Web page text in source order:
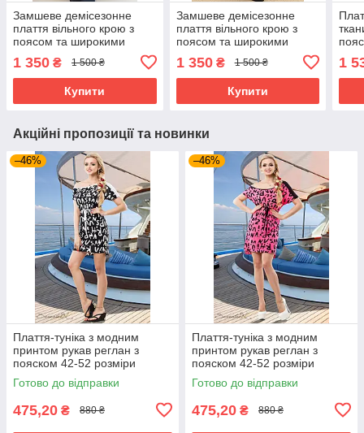
Замшеве демісезонне
плаття вільного крою з
поясом та широкими
рукавами 42-52 розміри
різні кольори
1 350 ₴ 1 500 ₴
Купити
Замшеве демісезонне
плаття вільного крою з
поясом та широкими
рукавами 42-52 розміри
різні кольори
1 350₴ 1 500 ₴
Купити
1
Акційні пропозиції та новинки
–46%
Плаття-туніка з модним
принтом рукав реглан з
пояском 42-52 розміри
Готово до відправки
475,20 ₴ 880 ₴
–46%
Плаття-туніка з модним
принтом рукав реглан з
пояском 42-52 розміри
Готово до відправки
475,20 ₴ 880 ₴